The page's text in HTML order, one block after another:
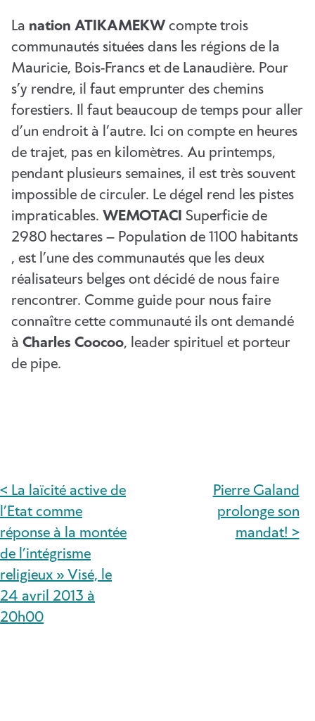
La nation ATIKAMEKWcompte trois
communautés situées dans les régions de la
Mauricie, Bois-Francs et de Lanaudière. Pour
s’y rendre, il faut emprunter des chemins
forestiers. Il faut beaucoup de temps pour aller
d’un endroit à l’autre. Ici on compte en heures
de trajet, pas en kilomètres. Au printemps,
pendant plusieurs semaines, il est très souvent
impossible de circuler. Le dégel rend les pistes
impraticables. WEMOTACI Superficie de
2980 hectares – Population de 1100 habitants
, est l’une des communautés que les deux
réalisateurs belges ont décidé de nous faire
rencontrer. Comme guide pour nous faire
connaître cette communauté ils ont demandé
à Charles Coocoo, leader spirituel et porteur
de pipe.
NAVIGATION
DE
L’ARTICLE
< La laïcité active de
l’Etat comme
réponse à la montée
de l’intégrisme
religieux » Visé, le
24 avril 2013 à
20h00
Pierre Galand
prolonge son
mandat! >